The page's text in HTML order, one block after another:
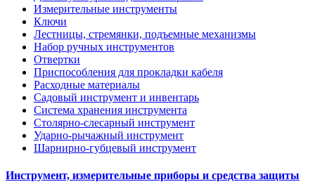
Измерительные инструменты
Ключи
Лестницы, стремянки, подъемные механизмы
Набор ручных инструментов
Отвертки
Приспособления для прокладки кабеля
Расходные материалы
Садовый инструмент и инвентарь
Система хранения инструмента
Столярно-слесарный инструмент
Ударно-рычажный инструмент
Шарнирно-губцевый инструмент
Инструмент, измерительные приборы и средства защиты